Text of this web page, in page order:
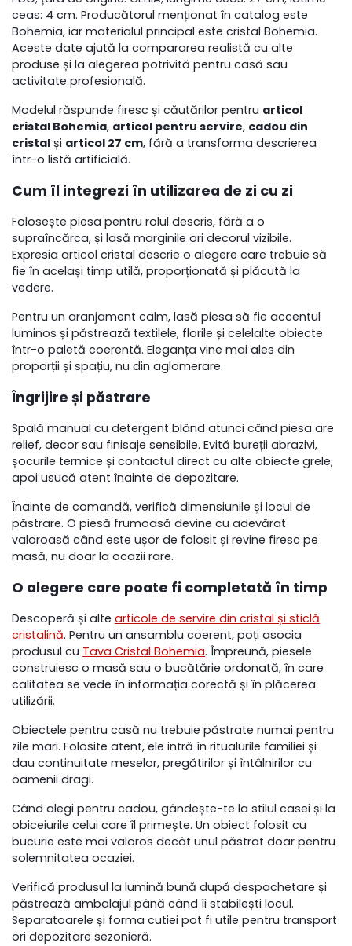
ceas: 4 cm. Producătorul menționat în catalog este
Bohemia, iar materialul principal este cristal Bohemia.
Aceste date ajută la compararea realistă cu alte
produse și la alegerea potrivită pentru casă sau
activitate profesională.
Modelul răspunde firesc și căutărilor pentru articol
cristal Bohemia, articol pentru servire, cadou din
cristal și articol 27 cm, fără a transforma descrierea
într-o listă artificială.
Cum îl integrezi în utilizarea de zi cu zi
Folosește piesa pentru rolul descris, fără a o
supraîncărca, și lasă marginile ori decorul vizibile.
Expresia articol cristal descrie o alegere care trebuie să
fie în același timp utilă, proporționată și plăcută la
vedere.
Pentru un aranjament calm, lasă piesa să fie accentul
luminos și păstrează textilele, florile și celelalte obiecte
într-o paletă coerentă. Eleganța vine mai ales din
proporții și spațiu, nu din aglomerare.
Îngrijire și păstrare
Spală manual cu detergent blând atunci când piesa are
relief, decor sau finisaje sensibile. Evită bureții abrazivi,
șocurile termice și contactul direct cu alte obiecte grele,
apoi usucă atent înainte de depozitare.
Înainte de comandă, verifică dimensiunile și locul de
păstrare. O piesă frumoasă devine cu adevărat
valoroasă când este ușor de folosit și revine firesc pe
masă, nu doar la ocazii rare.
O alegere care poate fi completată în timp
Descoperă și altearticole de servire din cristal și sticlă
cristalină. Pentru un ansamblu coerent, poți asocia
produsul cu Tava Cristal Bohemia. Împreună, piesele
construiesc o masă sau o bucătărie ordonată, în care
calitatea se vede în informația corectă și în plăcerea
utilizării.
Obiectele pentru casă nu trebuie păstrate numai pentru
zile mari. Folosite atent, ele intră în ritualurile familiei și
dau continuitate meselor, pregătirilor și întâlnirilor cu
oamenii dragi.
Când alegi pentru cadou, gândește-te la stilul casei și la
obiceiurile celui care îl primește. Un obiect folosit cu
bucurie este mai valoros decât unul păstrat doar pentru
solemnitatea ocaziei.
Verifică produsul la lumină bună după despachetare și
păstrează ambalajul până când îi stabilești locul.
Separatoarele și forma cutiei pot fi utile pentru transport
ori depozitare sezonieră.